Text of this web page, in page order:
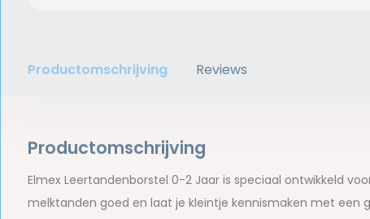
Productomschrijving Reviews
Productomschrijving
Elmex Leertandenborstel 0-2 Jaar is speciaal ontwikkeld
melktanden goed en laat je kleintje kennismaken met een